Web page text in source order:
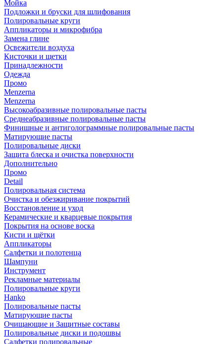
Мойка
Подложки и бруски для шлифования
Полировальные круги
Аппликаторы и микрофибра
Замена глине
Освежители воздуха
Кисточки и щетки
Принадлежности
Одежда
Промо
Menzerna
Menzerna
Высокоабразивные полировальные пасты
Среднеабразивные полировальные пасты
Финишные и антиголограммные полировальные пасты
Матирующие пасты
Полировальные диски
Защита блеска и очистка поверхности
Дополнительно
Промо
Detail
Полировальная система
Очистка и обезжиривание покрытий
Восстановление и уход
Керамические и кварцевые покрытия
Покрытия на основе воска
Кисти и щётки
Аппликаторы
Салфетки и полотенца
Шампуни
Инструмент
Рекламные материалы
Полировальные круги
Hanko
Полировальные пасты
Матирующие пасты
Очищающие и Защитные составы
Полировальные диски и подошвы
Салфетки полировальные